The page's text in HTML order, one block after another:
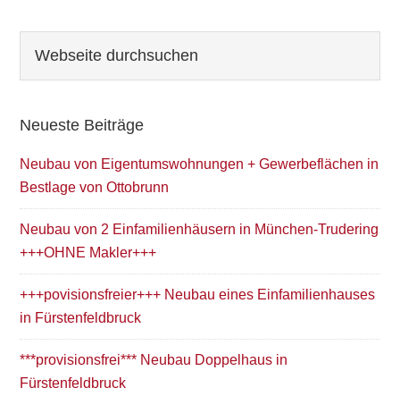
Seitenspalte
durchsuchen
Neueste Beiträge
Neubau von Eigentumswohnungen + Gewerbeflächen in
Bestlage von Ottobrunn
Neubau von 2 Einfamilienhäusern in München-Trudering
+++OHNE Makler+++
+++povisionsfreier+++ Neubau eines Einfamilienhauses
in Fürstenfeldbruck
***provisionsfrei*** Neubau Doppelhaus in
Fürstenfeldbruck